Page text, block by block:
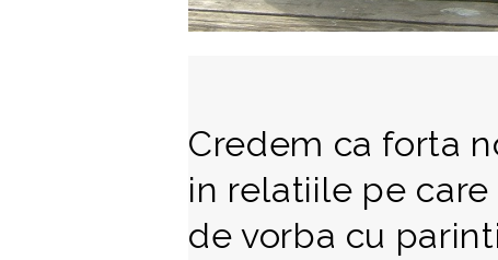
Credem ca forta
in relatiile pe
de vorba cu